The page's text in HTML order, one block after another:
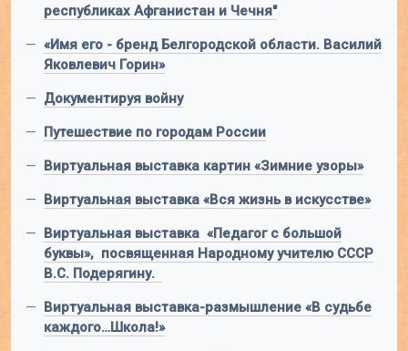
республиках Афганистан и Чечня"
— «Имя его - бренд Белгородской области. Василий
Яковлевич Горин»
— Документируя войну
— Путешествие по городам России
— Виртуальная выставка картин «Зимние узоры»
— Виртуальная выставка «Вся жизнь в искусстве»
— Виртуальная выставка «Педагог с большой
буквы», посвященная Народному учителю СССР
В.С. Подерягину.
— Виртуальная выставка-размышление «В судьбе
каждого…Школа!»